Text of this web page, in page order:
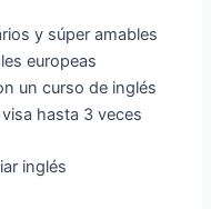
y súper amables
europeas
un curso de inglés
hasta 3 veces